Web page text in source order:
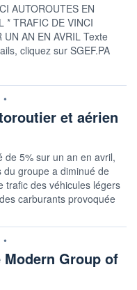
AUTOROUTES EN
* TRAFIC DE VINCI
UN AN EN AVRIL Texte
cliquez sur SGEF.PA
•
et aérien
de 5% sur un an en avril,
groupe a diminué de
trafic des véhicules légers
carburants provoquée
•
Group of